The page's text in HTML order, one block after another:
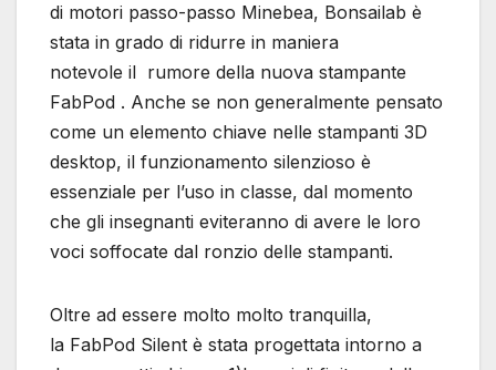
di motori passo-passo Minebea, Bonsailab è
stata in grado di ridurre in maniera
notevole il rumore della nuova stampante
FabPod . Anche se non generalmente pensato
come un elemento chiave nelle stampanti 3D
desktop, il funzionamento silenzioso è
essenziale per l’uso in classe, dal momento
che gli insegnanti eviteranno di avere le loro
voci soffocate dal ronzio delle stampanti.
Oltre ad essere molto molto tranquilla,
la FabPod Silent è stata progettata intorno a